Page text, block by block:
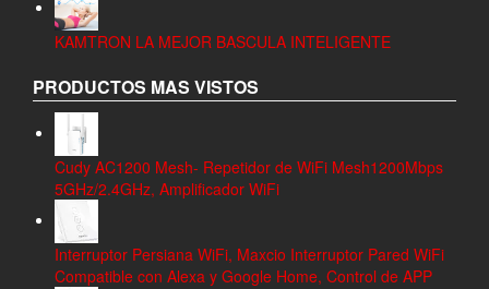
KAMTRON LA MEJOR BASCULA INTELIGENTE
PRODUCTOS MAS VISTOS
Cudy AC1200 Mesh- Repetidor de WiFi Mesh1200Mbps
5GHz/2.4GHz, Amplificador WiFi
Interruptor Persiana WiFi, Maxcio Interruptor Pared WiFi
Compatible con Alexa y Google Home, Control de APP